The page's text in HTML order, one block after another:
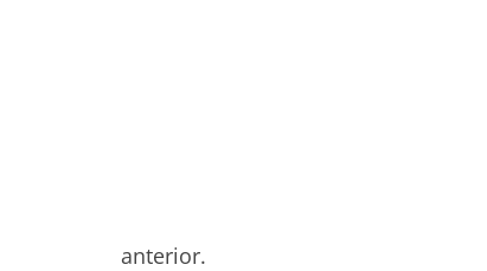
anterior.